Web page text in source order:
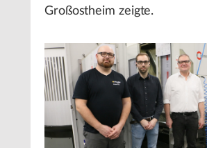
Großostheim zeigte.